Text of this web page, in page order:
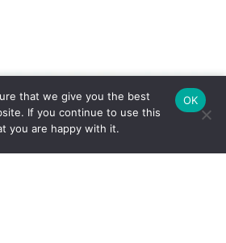
that we give you the best
If you continue to use this
you are happy with it.
OK